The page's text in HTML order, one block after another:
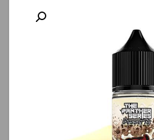
نمایش قیمت ، گزینه های
محصول را از کادر بالا انتخاب
کنید.